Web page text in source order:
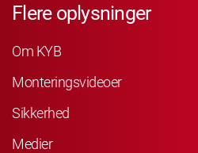
Flere oplysninger
Om KYB
Monteringsvideoer
Sikkerhed
Medier